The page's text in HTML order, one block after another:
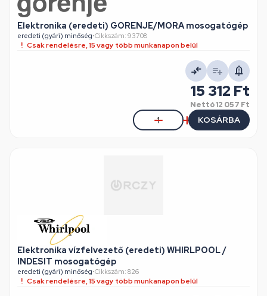
Elektronika (eredeti) GORENJE/MORA mosogatógép
eredeti (gyári) minőség•Cikkszám: 93708
Csak rendelésre, 15 vagy több munkanapon belül
15 312 Ft
Nettó12 057 Ft
KOSÁRBA
Elektronika vízfelvezető (eredeti) WHIRLPOOL /
INDESIT mosogatógép
eredeti (gyári) minőség•Cikkszám: 826
Csak rendelésre, 15 vagy több munkanapon belül